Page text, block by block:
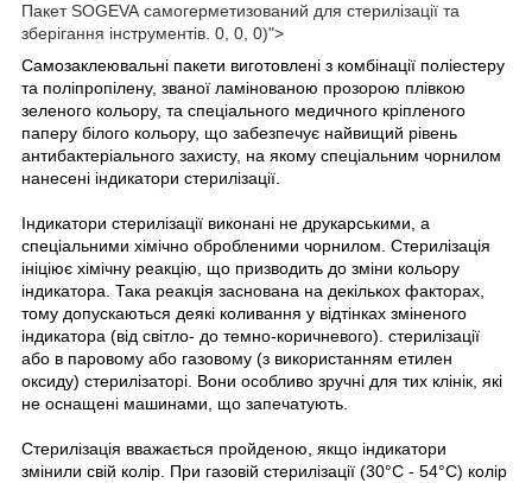
Пакет SOGEVA самогерметизований для стерилізації та
зберігання інструментів. 0, 0, 0)">
Самозаклеювальні пакети виготовлені з комбінації поліестеру
та поліпропілену, званої ламінованою прозорою плівкою
зеленого кольору, та спеціального медичного кріпленого
паперу білого кольору, що забезпечує найвищий рівень
антибактеріального захисту, на якому спеціальним чорнилом
нанесені індикатори стерилізації.
Індикатори стерилізації виконані не друкарськими, а
спеціальними хімічно обробленими чорнилом. Стерилізація
ініціює хімічну реакцію, що призводить до зміни кольору
індикатора. Така реакція заснована на декількох факторах,
тому допускаються деякі коливання у відтінках зміненого
індикатора (від світло- до темно-коричневого). стерилізації
або в паровому або газовому (з використанням етилен
оксиду) стерилізаторі. Вони особливо зручні для тих клінік, які
не оснащені машинами, що запечатують.
Стерилізація вважається пройденою, якщо індикатори
змінили свій колір. При газовій стерилізації (30°С - 54°С) колір